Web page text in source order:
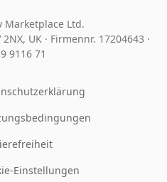
Marketplace Ltd.
UK · Firmennr. 17204643 ·
9116 71
Einstellungen